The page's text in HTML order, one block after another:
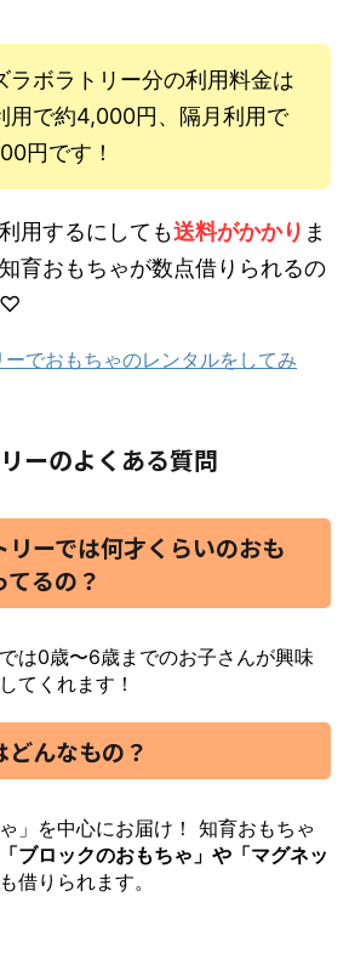
ラボラトリー分の利用料金は
用で約4,000円、隔月利用で
円です！
用するにしても送料がかかり ま
育おもちゃが数点借りられるの
♡
でおもちゃのレンタルをしてみ
ーのよくある質問
リーでは何才くらいのおも
るの？
は0歳〜6歳までのお子さんが興味
てくれます！
んなもの？
」を中心にお届け！ 知育おもちゃ
「ブロックのおもちゃ」や「マグネッ
借りられます。